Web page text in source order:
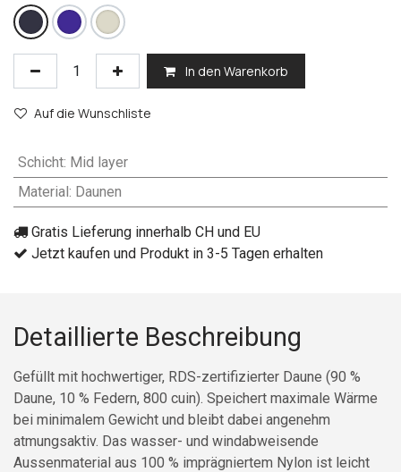
In den Warenkorb
Auf die Wunschliste
Schicht: Mid layer
Material : Daunen
Gratis Lieferung innerhalb CH und EU
Jetzt kaufen und Produkt in 3-5 Tagen erhalten
Detaillierte Beschreibung
Gefüllt mit hochwertiger, RDS-zertifizierter Daune (90 %
Daune, 10 % Federn, 800 cuin). Speichert maximale Wärme
bei minimalem Gewicht und bleibt dabei angenehm
atmungsaktiv. Das wasser- und windabweisende
Aussenmaterial aus 100 % imprägniertem Nylon ist leicht